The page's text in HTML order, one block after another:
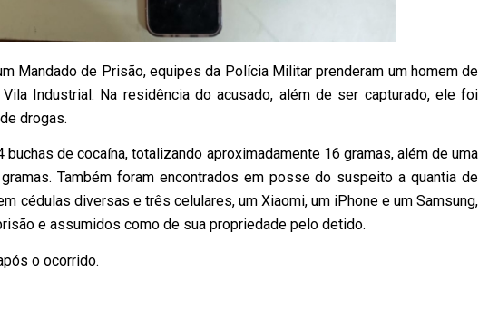
Mandado de Prisão, equipes da Polícia Militar prenderam um homem de
Industrial. Na residência do acusado, além de ser capturado, ele foi
drogas.
buchas de cocaína, totalizando aproximadamente 16 gramas, além de uma
Também foram encontrados em posse do suspeito a quantia de
cédulas diversas e três celulares, um Xiaomi, um iPhone e um Samsung,
e assumidos como de sua propriedade pelo detido.
o ocorrido.